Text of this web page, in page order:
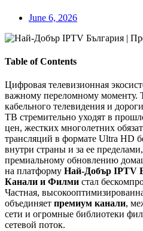
June 6, 2026
Table of Contents
Цифровая телевизионная
важному переломному моменту.
кабельного телевидения и
ТВ стремительно уходят в
цен, жестких многолетних
трансляций в формате Ultra HD
внутри страны и за ее
премиальному обновлению
на платформу Най-Добър IPTV
Канали и Филми стал
Частная,
объединяет премиум канали,
сети и огромные библиотеки
сетевой поток.